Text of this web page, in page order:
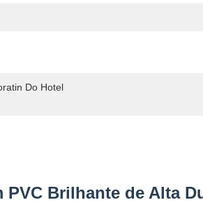
Do Hotel
PVC Brilhante de Alta